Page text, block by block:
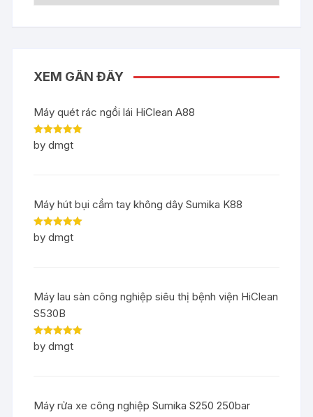
XEM GẦN ĐÂY
Máy quét rác ngồi lái HiClean A88
Rated5out
of 5
by dmgt
Máy hút bụi cầm tay không dây Sumika K88
Rated5out
of 5
by dmgt
Máy lau sàn công nghiệp siêu thị bệnh viện HiClean
S530B
Rated5out
of 5
by dmgt
Máy rửa xe công nghiệp Sumika S250 250bar